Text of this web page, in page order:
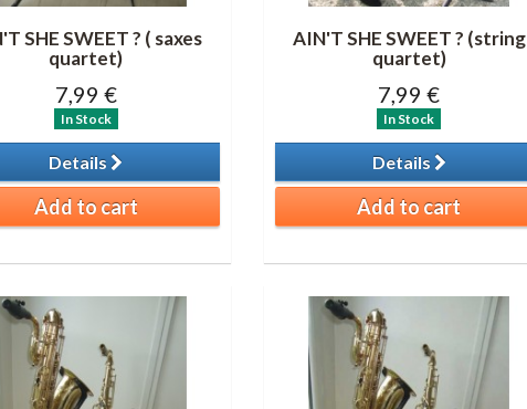
SHE SWEET ? ( saxes
quartet)
7,99 €
In Stock
Details
Add to cart
AIN'T SHE SWEET ? (string
quartet)
7,99 €
In Stock
Details
Add to cart